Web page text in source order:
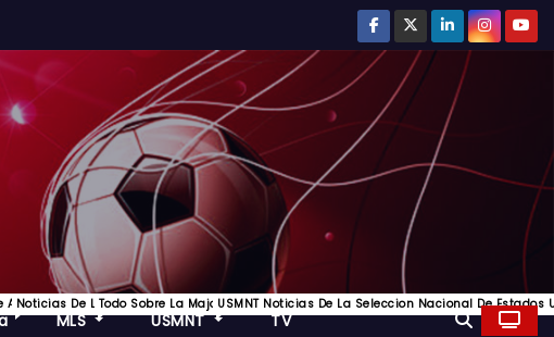
Y La Competición De Clubes Más Prestigiosa Del Fútbol Europeo, Toda La
Ingles Y Los Mejores Equipos De Inglaterra
A, Lo Mejor Del Futbol De La Liga Italiana Y Los Mejores Equipos De Italia
Noticias De La Bundesliga Y Todo Lo Mejor Del Futbol Aleman
MLS
Todo Sobre La Major League Soccer, Futbol De Estados Unidos
USMNT
USMNT Noticias De La Seleccion Nacional De
TV